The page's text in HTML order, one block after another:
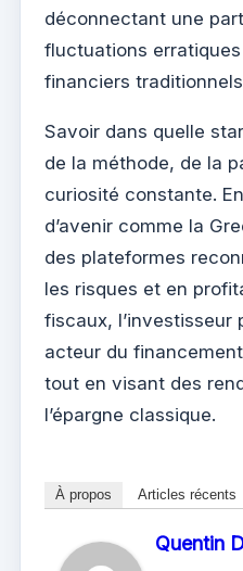
déconnectant une
fluctuations
financiers
Savoir dans quelle
de la méthode, de la
curiosité constante.
d’avenir comme la
des plateformes
les risques et en
fiscaux, l’investisseur
acteur du
tout en visant des
l’épargne classique.
À propos Articles récents
Quentin